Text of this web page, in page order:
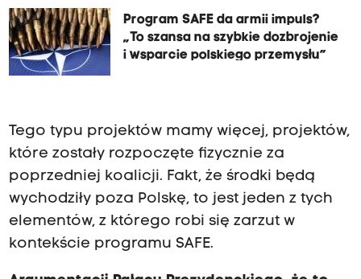
Program SAFE da armii impuls?
„To szansa na szybkie dozbrojenie
i wsparcie polskiego przemysłu”
Tego typu projektów mamy więcej, projektów,
które zostały rozpoczęte fizycznie za
poprzedniej koalicji. Fakt, że środki będą
wychodziły poza Polskę, to jest jeden z tych
elementów, z którego robi się zarzut w
kontekście programu SAFE.